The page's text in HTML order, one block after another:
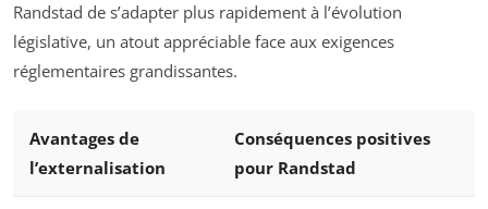
Randstad de s’adapter plus rapidement à l’évolution
législative, un atout appréciable face aux exigences
réglementaires grandissantes.
Avantages de
l’externalisation
Conséquences positives
pour Randstad